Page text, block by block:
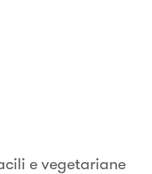
e vegetariane